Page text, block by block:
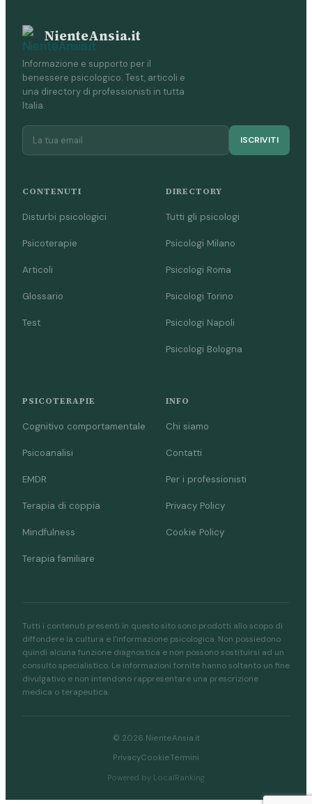
NienteAnsia.it
Informazione e supporto per il
benessere psicologico. Test, articoli e
una directory di professionisti in tutta
Italia.
ISCRIVITI
CONTENUTI
Disturbi psicologici
Psicoterapie
Articoli
Glossario
Test
DIRECTORY
Tutti gli psicologi
Psicologi Milano
Psicologi Roma
Psicologi Torino
Psicologi Napoli
Psicologi Bologna
PSICOTERAPIE
Cognitivo comportamentale
Psicoanalisi
EMDR
Terapia di coppia
Mindfulness
Terapia familiare
INFO
Chi siamo
Contatti
Per i professionisti
Privacy Policy
Cookie Policy
Tutti i contenuti presenti in questo sito sono prodotti allo scopo di
diffondere la cultura e l'informazione psicologica. Non possiedono
quindi alcuna funzione diagnostica e non possono sostituirsi ad un
consulto specialistico. Le informazioni fornite hanno soltanto un fine
divulgativo e non intendono rappresentare una prescrizione
medica o terapeutica.
© 2026 NienteAnsia.it
PrivacyCookieTermini
Powered by LocalRanking